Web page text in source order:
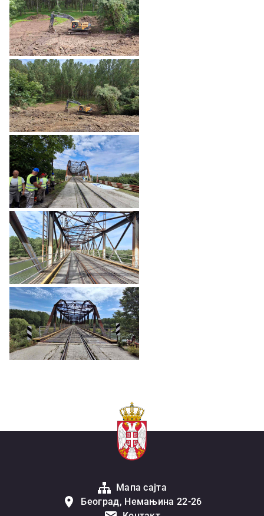
Мапа сајта
Београд, Немањина 22-26